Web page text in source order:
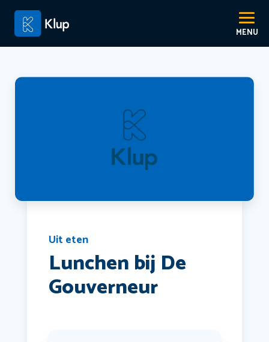
Uit eten
Lunchen bij De
Gouverneur